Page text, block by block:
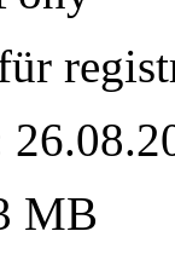
MB